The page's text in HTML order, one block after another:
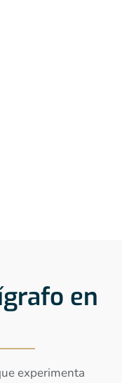
en
experimenta